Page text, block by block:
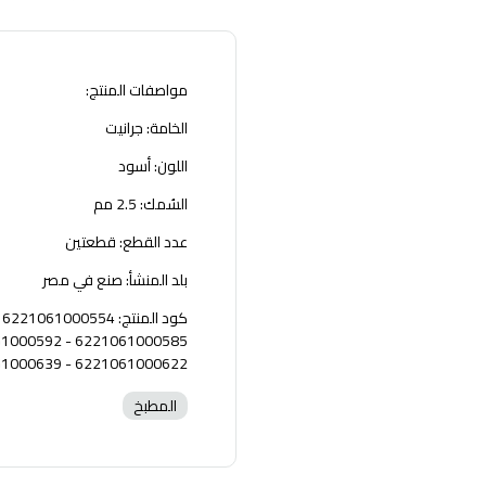
مواصفات المنتج:
الخامة: جرانيت
اللون: أسود
السُمك: 2.5 مم
عدد القطع: قطعتين
بلد المنشأ: صنع في مصر
6221061000622 - 6221061000639
المطبخ